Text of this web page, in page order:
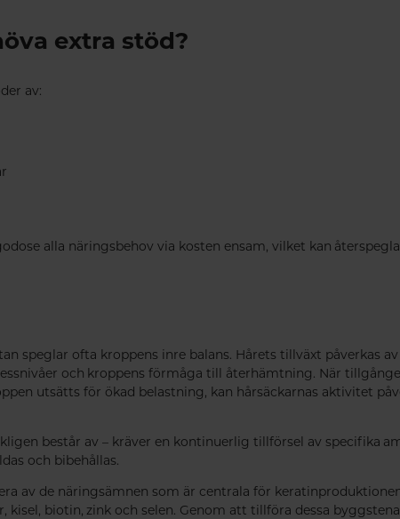
extra stöd?
av:
alla näringsbehov via kosten ensam, vilket kan
speglar ofta kroppens inre balans. Hårets tillväxt påverkas av
och kroppens förmåga till återhämtning. När
utsätts för ökad belastning, kan hårsäckarnas aktivitet
består av – kräver en kontinuerlig tillförsel av specifika
och bibehållas.
av de näringsämnen som är centrala för
kisel, biotin, zink och selen. Genom att tillföra dessa